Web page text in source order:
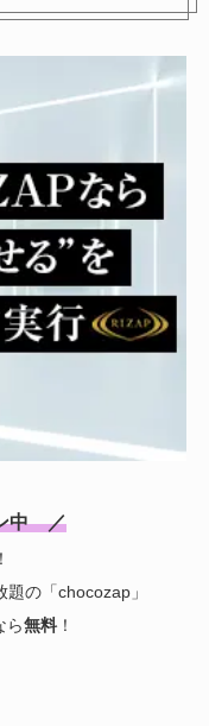
中 ／
の「chocozap」
ら無料 ！